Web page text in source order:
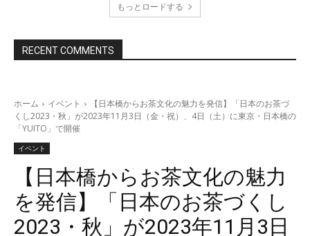
もっとロードする
RECENT COMMENTS